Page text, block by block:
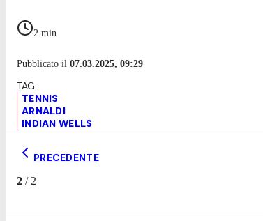
2 min
Pubblicato il 07.03.2025, 09:29
TENNIS
ARNALDI
INDIAN WELLS
PRECEDENTE
2 / 2